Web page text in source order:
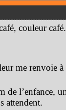
couleur café.
me renvoie à
de l’enfance,
attendent.